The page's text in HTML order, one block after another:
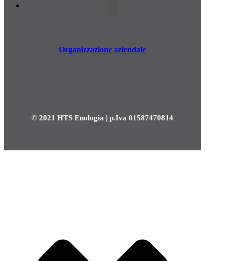
Organizzazione aziendale
© 2021 HTS Enologia | p.Iva 01587470814